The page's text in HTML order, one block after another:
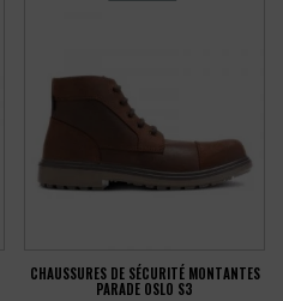
CHAUSSURES DE SÉCURITÉ MONTANTES
PARADE OSLO S3